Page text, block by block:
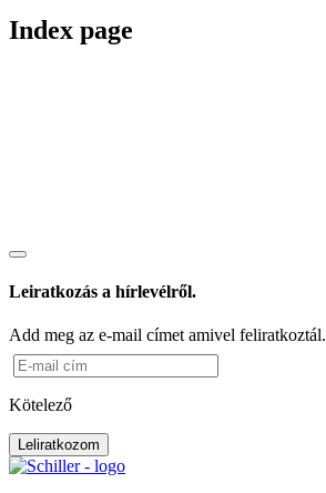
Index page
Leiratkozás a hírlevélről.
Add meg az e-mail címet amivel feliratkoztál.
Kötelező
Leliratkozom